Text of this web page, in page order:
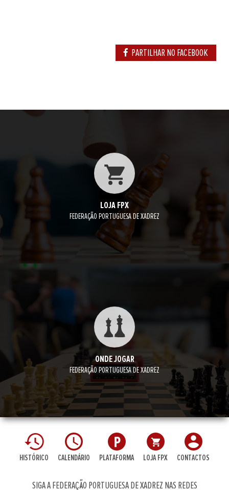
PARTILHAR NO FACEBOOK
LOJA FPX
FEDERAÇÃO PORTUGUESA DE XADREZ
ONDE JOGAR
FEDERAÇÃO PORTUGUESA DE XADREZ
HISTÓRICO CALENDÁRIO PLATAFORMA LOJA FPX CONTACTOS
SIGA A FEDERAÇÃO PORTUGUESA DE XADREZ NAS REDES